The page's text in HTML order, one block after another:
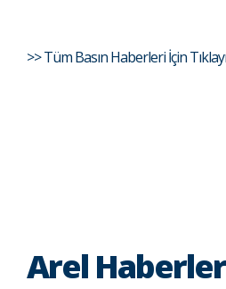
>> Tüm Basın Haberleri İçin
Arel Haberler